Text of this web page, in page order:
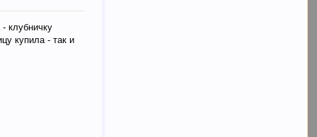
клубничку
купила - так и